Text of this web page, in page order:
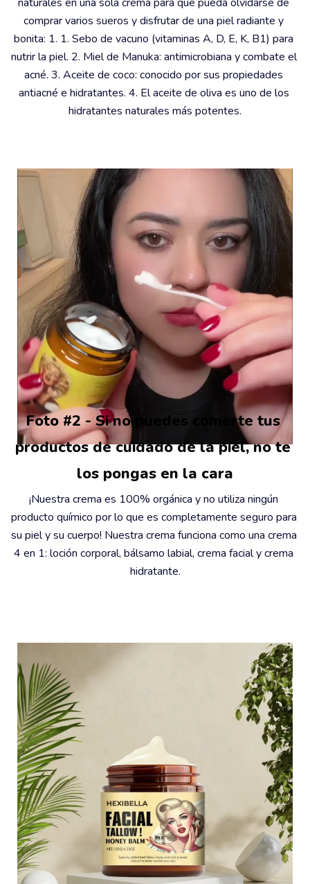
comprar varios sueros y disfrutar de una piel radiante y
bonita: 1. 1. Sebo de vacuno (vitaminas A, D, E, K, B1) para
nutrir la piel. 2. Miel de Manuka: antimicrobiana y combate el
acné. 3. Aceite de coco: conocido por sus propiedades
antiacné e hidratantes. 4. El aceite de oliva es uno de los
hidratantes naturales más potentes.
Foto #2 - Si no puedes comerte tus
productos de cuidado de la piel, no te
los pongas en la cara
¡Nuestra crema es 100% orgánica y no utiliza ningún
producto químico por lo que es completamente seguro para
su piel y su cuerpo! Nuestra crema funciona como una crema
4 en 1: loción corporal, bálsamo labial, crema facial y crema
hidratante.